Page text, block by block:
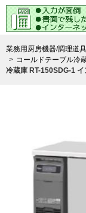
業務用厨房機器/調理道
コールドテーブル冷
冷蔵庫 RT-150SDG-1